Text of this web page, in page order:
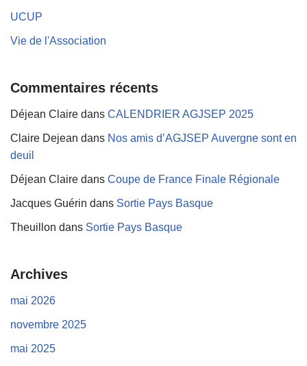
UCUP
Vie de l'Association
Commentaires récents
Déjean Claire dans CALENDRIER AGJSEP 2025
Claire Dejean dans Nos amis d’AGJSEP Auvergne sont en
deuil
Déjean Claire dans Coupe de France Finale Régionale
Jacques Guérin dans Sortie Pays Basque
Theuillon dans Sortie Pays Basque
Archives
mai 2026
novembre 2025
mai 2025